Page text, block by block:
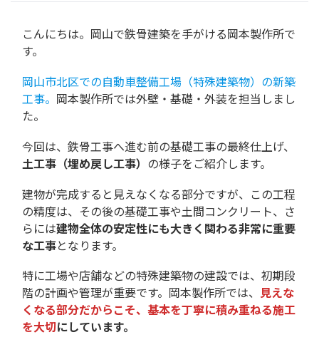
こんにちは。岡山で鉄骨建築を手がける岡本製作所で
す。
岡山市北区での自動車整備工場（特殊建築物）の新築
工事。 岡本製作所では外壁・基礎・外装を担当しまし
た。
今回は、鉄骨工事へ進む前の基礎工事の最終仕上げ、
土工事（埋め戻し工事） の様子をご紹介します。
建物が完成すると見えなくなる部分ですが、この工程
の精度は、その後の基礎工事や土間コンクリート、さ
らには建物全体の安定性にも大きく関わる非常に重要
な工事となります。
特に工場や店舗などの特殊建築物の建設では、初期段
階の計画や管理が重要です。岡本製作所では、 見えな
くなる部分だからこそ、基本を丁寧に積み重ねる施工
を大切にしています。